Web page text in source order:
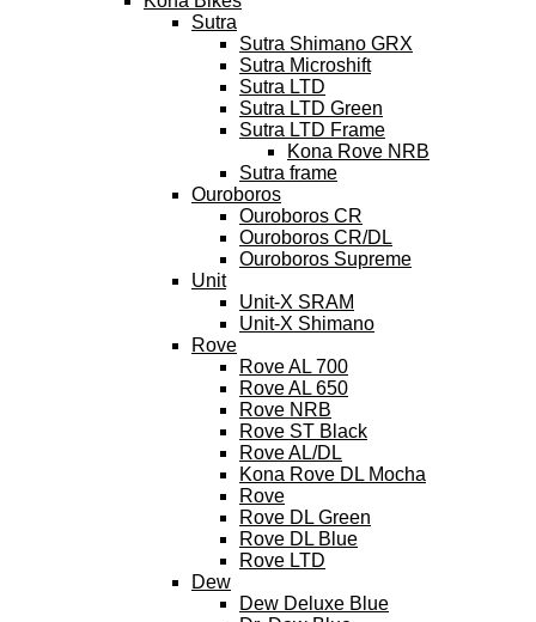
Sutra
Sutra Shimano GRX
Sutra Microshift
Sutra LTD
Sutra LTD Green
Sutra LTD Frame
Kona Rove NRB
Sutra frame
Ouroboros
Ouroboros CR
Ouroboros CR/DL
Ouroboros Supreme
Unit
Unit-X SRAM
Unit-X Shimano
Rove
Rove AL 700
Rove AL 650
Rove NRB
Rove ST Black
Rove AL/DL
Kona Rove DL Mocha
Rove
Rove DL Green
Rove DL Blue
Rove LTD
Dew
Dew Deluxe Blue